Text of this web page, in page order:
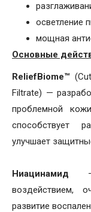
осветление
мощная
Основные
ReliefBiome™
Filtrate) —
проблемной
способствует
улучшает
Ниацинамид —
воздействием,
развитие